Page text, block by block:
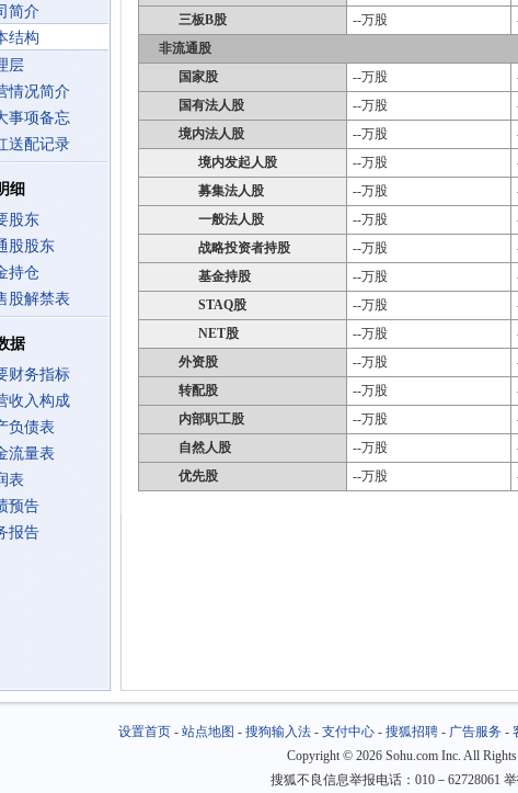
简介
结构
层
情况简介
事项备忘
送配记录
细
股东
股股东
持仓
股解禁表
据
财务指标
收入构成
负债表
流量表
表
预告
报告
三板B股
--万股
非流通股
国家股
--万股
国有法人股
--万股
境内法人股
--万股
境内发起人股
--万股
募集法人股
--万股
一般法人股
--万股
战略投资者持股
--万股
基金持股
--万股
STAQ股
--万股
NET股
--万股
外资股
--万股
转配股
--万股
内部职工股
--万股
自然人股
--万股
优先股
--万股
设置首页- 站点地图 - 搜狗输入法- 支付中心- 搜狐招聘- 广告服务-
Copyright © 2026 Sohu.com Inc. All
搜狐不良信息举报电话：010－62728061 举